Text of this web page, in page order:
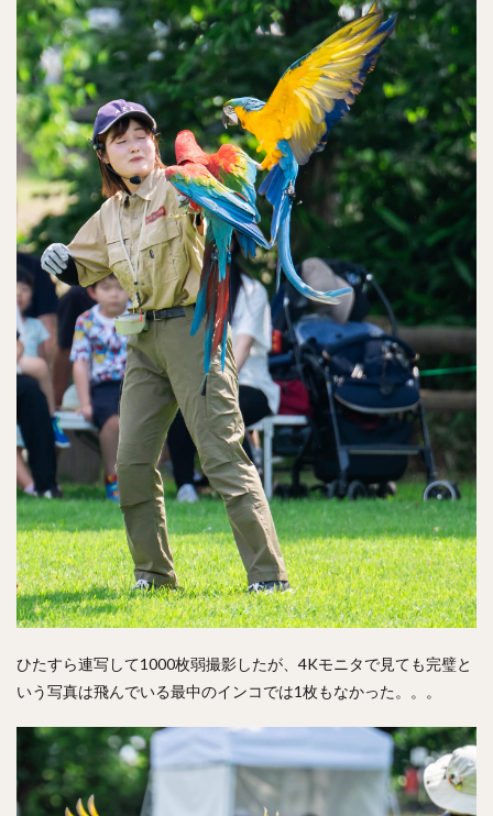
ひたすら連写して1000枚弱撮影したが、4Kモニタで見ても完璧と
いう写真は飛んでいる最中のインコでは1枚もなかった。。。